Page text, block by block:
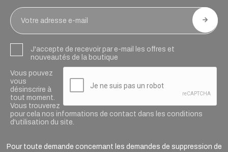
J'accepte de recevoir par e-mail les offres et
nouveautés de la boutique
Vous pouvez
vous
désinscrire à
tout moment.
Vous trouverez
pour cela nos informations de contact dans les conditions
d'utilisation du site.
Pour toute demande concernant les demandes de suppression de